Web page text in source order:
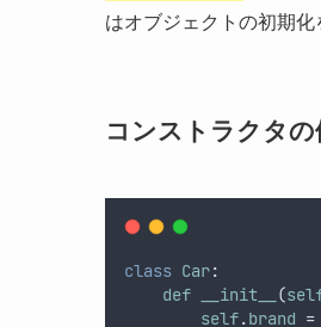
はオブジェクトの初期
コンストラクタの
class Car:
def
__init__ (
self.brand =